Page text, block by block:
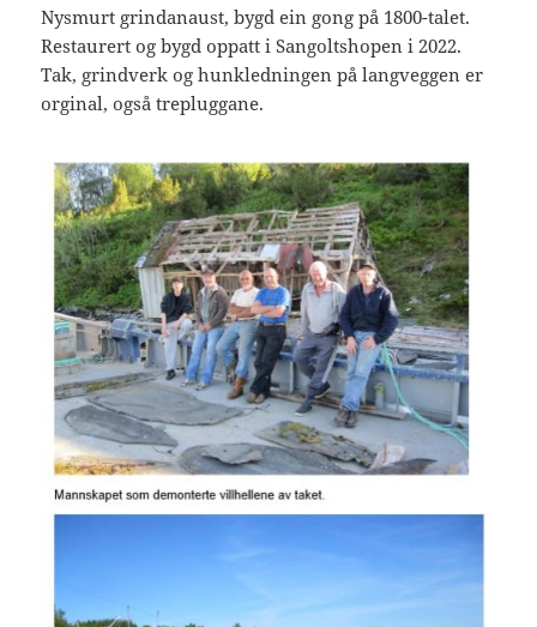
Nysmurt grindanaust, bygd ein gong på 1800-talet.
Restaurert og bygd oppatt i Sangoltshopen i 2022.
Tak, grindverk og hunkledningen på langveggen er
orginal, også trepluggane.